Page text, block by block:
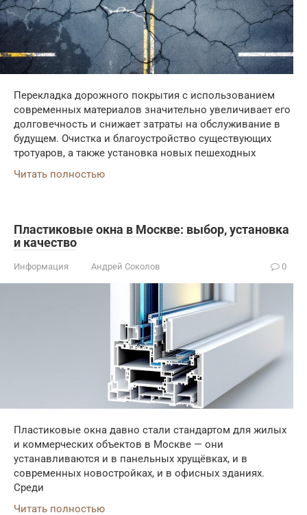
Перекладка дорожного покрытия с использованием
современных материалов значительно увеличивает его
долговечность и снижает затраты на обслуживание в
будущем. Очистка и благоустройство существующих
тротуаров, а также установка новых пешеходных
Читать полностью
Пластиковые окна в Москве: выбор, установка
и качество
Информация Андрей Соколов 0
Пластиковые окна давно стали стандартом для жилых
и коммерческих объектов в Москве — они
устанавливаются и в панельных хрущёвках, и в
современных новостройках, и в офисных зданиях.
Среди
Читать полностью